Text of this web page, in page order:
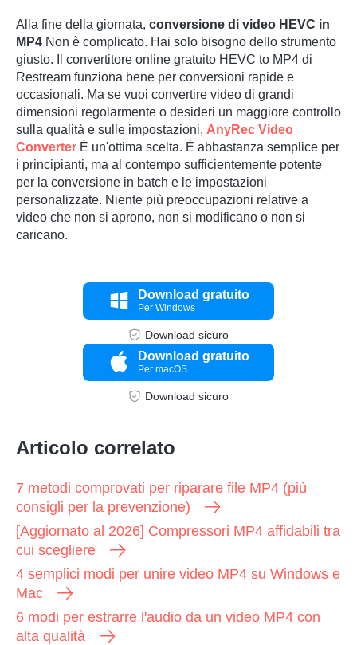
Alla fine della giornata, conversione di video HEVC in
MP4 Non è complicato. Hai solo bisogno dello strumento
giusto. Il convertitore online gratuito HEVC to MP4 di
Restream funziona bene per conversioni rapide e
occasionali. Ma se vuoi convertire video di grandi
dimensioni regolarmente o desideri un maggiore controllo
sulla qualità e sulle impostazioni, AnyRec Video
Converter È un'ottima scelta. È abbastanza semplice per
i principianti, ma al contempo sufficientemente potente
per la conversione in batch e le impostazioni
personalizzate. Niente più preoccupazioni relative a
video che non si aprono, non si modificano o non si
caricano.
Download gratuito
Per Windows
Download sicuro
Download gratuito
Per macOS
Download sicuro
Articolo correlato
7 metodi comprovati per riparare file MP4 (più
consigli per la prevenzione)
[Aggiornato al 2026] Compressori MP4 affidabili tra
cui scegliere
4 semplici modi per unire video MP4 su Windows e
Mac
6 modi per estrarre l'audio da un video MP4 con
alta qualità